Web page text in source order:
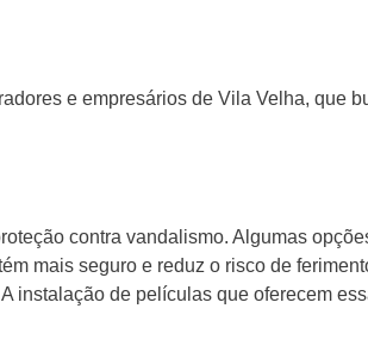
e empresários de Vila Velha, que
contra vandalismo. Algumas
mais seguro e reduz o risco de
instalação de películas que oferecem